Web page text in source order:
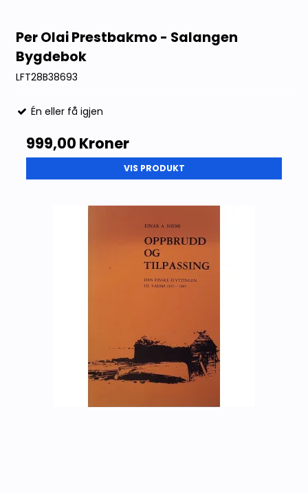
Per Olai Prestbakmo - Salangen
Bygdebok
LFT28B38693
Én eller få igjen
999,00 Kroner
VIS PRODUKT